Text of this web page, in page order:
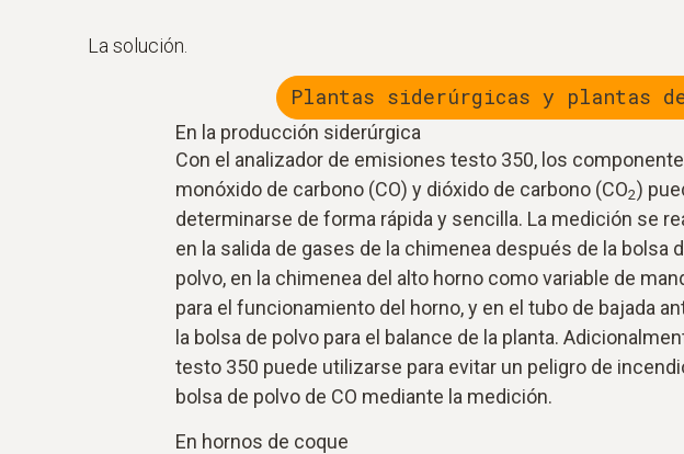
La solución.
Plantas siderúrgicas y plantas
En la producción siderúrgica
Con el analizador de emisiones testo 350, los
monóxido de carbono (CO) y dióxido de carbono (CO2)
determinarse de forma rápida y sencilla. La medición se
en la salida de gases de la chimenea después de la bolsa
polvo, en la chimenea del alto horno como variable de
para el funcionamiento del horno, y en el tubo de bajada
la bolsa de polvo para el balance de la planta.
testo 350 puede utilizarse para evitar un peligro de
bolsa de polvo de CO mediante la medición.
En hornos de coque